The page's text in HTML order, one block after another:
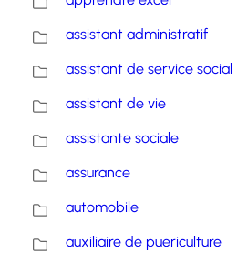
assistant administratif
assistant de service social
assistant de vie
assistante sociale
assurance
automobile
auxiliaire de puericulture